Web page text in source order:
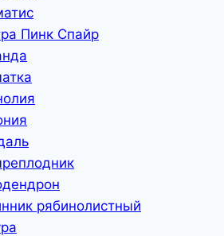
Пинк Спайр
рябинолистный